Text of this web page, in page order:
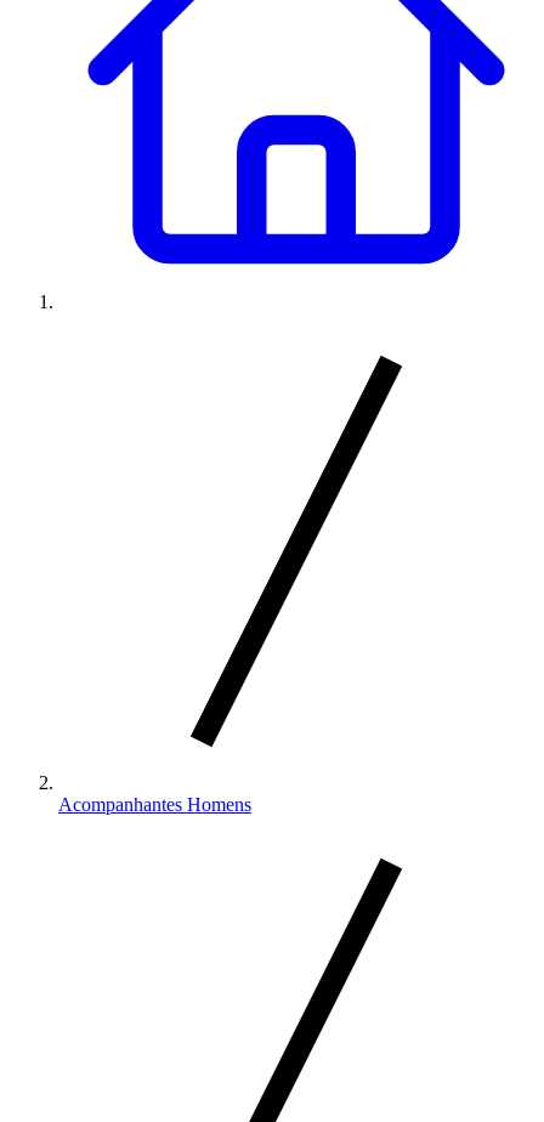
Acompanhantes Homens